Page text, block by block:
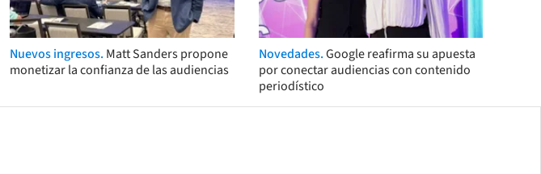
Nuevos ingresos. Matt Sanders propone
monetizar la confianza de las audiencias
Novedades.Google reafirma su apuesta
por conectar audiencias con contenido
periodístico